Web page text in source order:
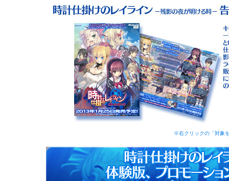
※右クリックの「対象